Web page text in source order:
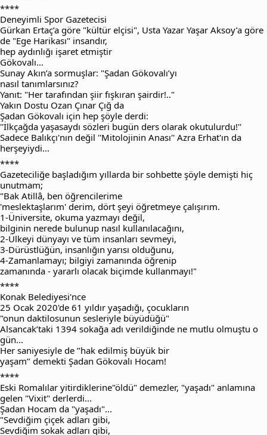
****
Deneyimli Spor Gazetecisi
Gürkan Ertaç’a göre "kültür elçisi", Usta Yazar Yaşar Aksoy’a göre
de "Ege Harikası" insandır,
hep aydınlığı işaret etmiştir
Gökovalı...
Sunay Akın’a sormuşlar: "Şadan Gökovalı’yı
nasıl tanımlarsınız?
Yanıt: "Her tarafından şiir fışkıran şairdir!.."
Yakın Dostu Ozan Çınar Çığ da
Şadan Gökovalı için hep şöyle derdi:
''İlkçağda yaşasaydı sözleri bugün ders olarak okutulurdu!''
Sadece Balıkçı'nın değil ''Mitolojinin Anası'' Azra Erhat'ın da
herşeyiydi...
****
Gazeteciliğe başladığım yıllarda bir sohbette şöyle demişti hiç
unutmam;
"Bak Atillâ, ben öğrencilerime
'meslektaşlarım' derim, dört şeyi öğretmeye çalışırım.
1-Üniversite, okuma yazmayı değil,
bilginin nerede bulunup nasıl kullanılacağını,
2-Ülkeyi dünyayı ve tüm insanları sevmeyi,
3-Dürüstlüğün, insanlığın yarısı olduğunu,
4-Zamanlamayı; bilgiyi zamanında öğrenip
zamanında - yararlı olacak biçimde kullanmayı!"
****
Konak Belediyesi'nce
25 Ocak 2020'de 61 yıldır yaşadığı, çocukların
"onun daktilosunun sesleriyle büyüdüğü"
Alsancak’taki 1394 sokağa adı verildiğinde ne mutlu olmuştu o
gün...
Her saniyesiyle de ’’hak edilmiş büyük bir
yaşam’’ demekti Şadan Gökovalı Hocam!
****
Eski Romalılar yitirdiklerine"öldü" demezler, "yaşadı" anlamına
gelen "Vixit" derlerdi...
Şadan Hocam da "yaşadı"...
"Sevdiğim çiçek adları gibi,
Sevdiğim sokak adları gibi,